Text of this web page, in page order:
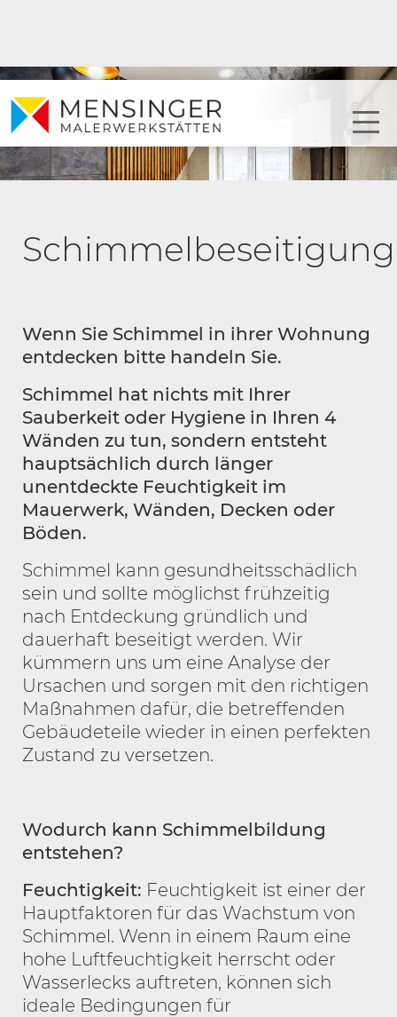
Schimmelbeseitigung
Wenn Sie Schimmel in ihrer Wohnung
entdecken bitte handeln Sie.
Schimmel hat nichts mit Ihrer
Sauberkeit oder Hygiene in Ihren 4
Wänden zu tun, sondern entsteht
hauptsächlich durch länger
unentdeckte Feuchtigkeit im
Mauerwerk, Wänden, Decken oder
Böden.
Schimmel kann gesundheitsschädlich
sein und sollte möglichst frühzeitig
nach Entdeckung gründlich und
dauerhaft beseitigt werden. Wir
kümmern uns um eine Analyse der
Ursachen und sorgen mit den richtigen
Maßnahmen dafür, die betreffenden
Gebäudeteile wieder in einen perfekten
Zustand zu versetzen.
Wodurch kann Schimmelbildung
entstehen?
Feuchtigkeit: Feuchtigkeit ist einer der
Hauptfaktoren für das Wachstum von
Schimmel. Wenn in einem Raum eine
hohe Luftfeuchtigkeit herrscht oder
Wasserlecks auftreten, können sich
ideale Bedingungen für